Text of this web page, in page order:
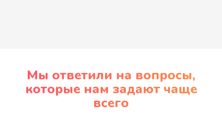
Мы ответили на вопросы,
которые нам задают чаще
всего